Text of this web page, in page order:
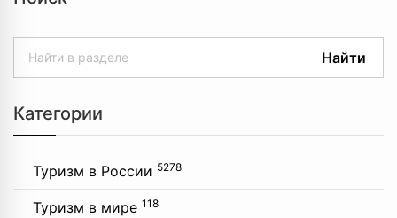
Найти
Категории
Туризм в России 5278
Туризм в мире 118